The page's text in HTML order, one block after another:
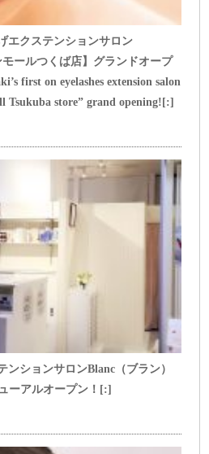
エクステンションサロン
ールつくば店】グランドオープ
first on eyelashes extension salon
Tsukuba store” grand opening![:]
ションサロンBlanc（ブラン）
ーアルオープン！[:]